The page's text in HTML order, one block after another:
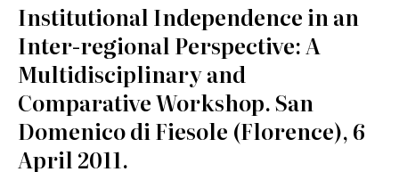
Institutional Independence in an
Inter-regional Perspective: A
Multidisciplinary and
Comparative Workshop. San
Domenico di Fiesole (Florence), 6
April 2011.